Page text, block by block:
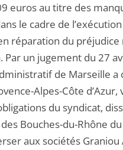
euros au titre des
le cadre de
réparation du préjudice
Par un jugement du 27
de Marseille a
Alpes-Côte d’Azur,
du syndicat,
Bouches-du-Rhône
aux sociétés Graniou